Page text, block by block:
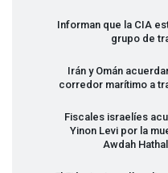
Informan que la CIA
grupo de
Irán y Omán
corredor marítimo a
Fiscales israelíes
Yinon Levi por la
Awdah